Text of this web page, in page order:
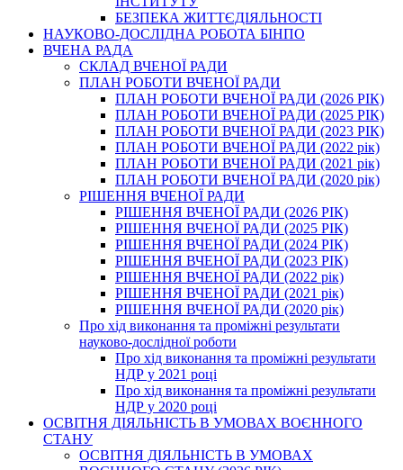
БЕЗПЕКА ЖИТТЄДІЯЛЬНОСТІ
НАУКОВО-ДОСЛІДНА РОБОТА БІНПО
ВЧЕНА РАДА
СКЛАД ВЧЕНОЇ РАДИ
ПЛАН РОБОТИ ВЧЕНОЇ РАДИ
ПЛАН РОБОТИ ВЧЕНОЇ РАДИ (2026 РІК)
ПЛАН РОБОТИ ВЧЕНОЇ РАДИ (2025 РІК)
ПЛАН РОБОТИ ВЧЕНОЇ РАДИ (2023 РІК)
ПЛАН РОБОТИ ВЧЕНОЇ РАДИ (2022 рік)
ПЛАН РОБОТИ ВЧЕНОЇ РАДИ (2021 рік)
ПЛАН РОБОТИ ВЧЕНОЇ РАДИ (2020 рік)
РІШЕННЯ ВЧЕНОЇ РАДИ
РІШЕННЯ ВЧЕНОЇ РАДИ (2026 РІК)
РІШЕННЯ ВЧЕНОЇ РАДИ (2025 РІК)
РІШЕННЯ ВЧЕНОЇ РАДИ (2024 РІК)
РІШЕННЯ ВЧЕНОЇ РАДИ (2023 РІК)
РІШЕННЯ ВЧЕНОЇ РАДИ (2022 рік)
РІШЕННЯ ВЧЕНОЇ РАДИ (2021 рік)
РІШЕННЯ ВЧЕНОЇ РАДИ (2020 рік)
Про хід виконання та проміжні результати
науково-дослідної роботи
Про хід виконання та проміжні результати
НДР у 2021 році
Про хід виконання та проміжні результати
НДР у 2020 році
ОСВІТНЯ ДІЯЛЬНІСТЬ В УМОВАХ ВОЄННОГО
СТАНУ
ОСВІТНЯ ДІЯЛЬНІСТЬ В УМОВАХ